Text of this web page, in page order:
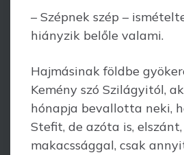
– Szépnek szép –
hiányzik belőle valami.
Hajmásinak földbe
Kemény szó Szilágyitól,
hónapja bevallotta neki,
Stefit, de azóta is,
makacs­sággal, csak